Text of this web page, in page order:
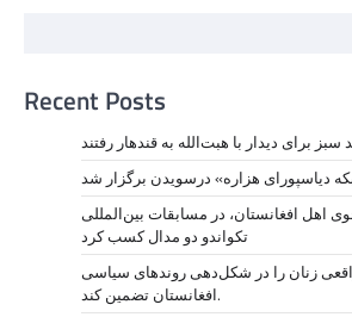
Recent Posts
برای دیدار با هبت‌الله به قندهار رفتند
دیاسپورای هزاره» درسویدن برگزار شد
اهل افغانستان، در مسابقات بین‌المللی
تکواندو دو مدال کسب کرد
زنان را در شکل‌دهی روندهای سیاسی
افغانستان تضمین کند.